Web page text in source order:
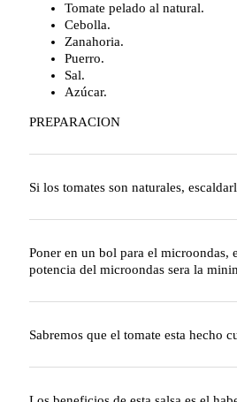
Tomate pelado al natural.
Cebolla.
Zanahoria.
Puerro.
Sal.
Azúcar.
PREPARACION
Si los tomates son naturales,
Poner en un bol para el microondas,
potencia del microondas sera la
Sabremos que el tomate esta hecho